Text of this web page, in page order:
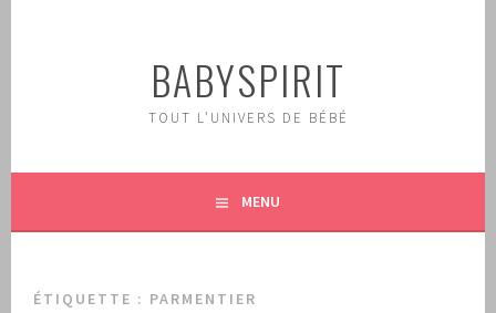
BABYSPIRIT
TOUT L'UNIVERS DE BÉBÉ
MENU
ÉTIQUETTE : PARMENTIER